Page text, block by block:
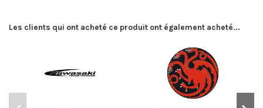
Les clients qui ont acheté ce produit ont également acheté...